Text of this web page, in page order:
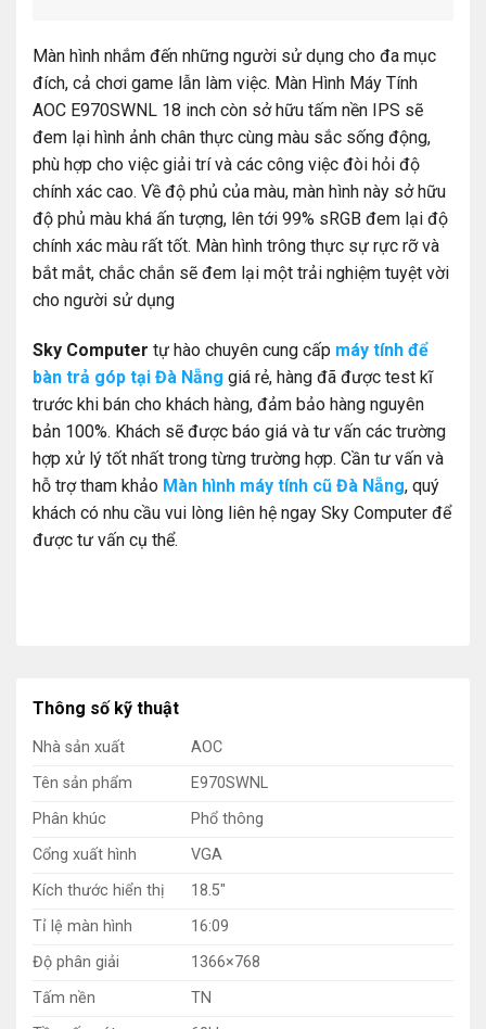
Màn hình nhắm đến những người sử dụng cho đa mục
đích, cả chơi game lẫn làm việc. Màn Hình Máy Tính
AOC E970SWNL 18 inch còn sở hữu tấm nền IPS sẽ
đem lại hình ảnh chân thực cùng màu sắc sống động,
phù hợp cho việc giải trí và các công việc đòi hỏi độ
chính xác cao. Về độ phủ của màu, màn hình này sở hữu
độ phủ màu khá ấn tượng, lên tới 99% sRGB đem lại độ
chính xác màu rất tốt. Màn hình trông thực sự rực rỡ và
bắt mắt, chắc chắn sẽ đem lại một trải nghiệm tuyệt vời
cho người sử dụng
Sky Computer tự hào chuyên cung cấp máy tính để
bàn trả góp tại Đà Nẵng giá rẻ, hàng đã được test kĩ
trước khi bán cho khách hàng, đảm bảo hàng nguyên
bản 100%. Khách sẽ được báo giá và tư vấn các trường
hợp xử lý tốt nhất trong từng trường hợp. Cần tư vấn và
hỗ trợ tham khảo Màn hình máy tính cũ Đà Nẵng, quý
khách có nhu cầu vui lòng liên hệ ngay Sky Computer để
được tư vấn cụ thể.
Thông số kỹ thuật
Nhà sản xuất
AOC
Tên sản phẩm
E970SWNL
Phân khúc
Phổ thông
Cổng xuất hình
VGA
Kích thước hiển thị
18.5″
Tỉ lệ màn hình
16:09
Độ phân giải
1366×768
Tấm nền
TN